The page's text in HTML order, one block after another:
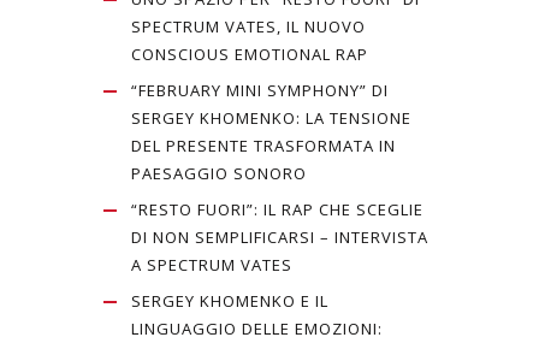
SPECTRUM VATES, IL NUOVO
CONSCIOUS EMOTIONAL RAP
“FEBRUARY MINI SYMPHONY” DI
SERGEY KHOMENKO: LA TENSIONE
DEL PRESENTE TRASFORMATA IN
PAESAGGIO SONORO
“RESTO FUORI”: IL RAP CHE SCEGLIE
DI NON SEMPLIFICARSI – INTERVISTA
A SPECTRUM VATES
SERGEY KHOMENKO E IL
LINGUAGGIO DELLE EMOZIONI: